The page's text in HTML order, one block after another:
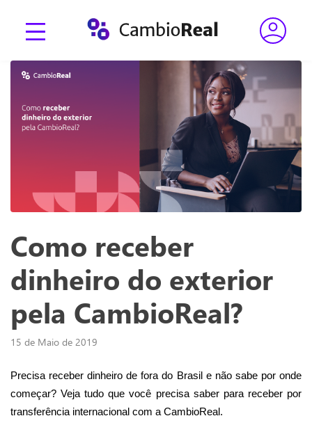
Como receber
dinheiro do exterior
pela CambioReal?
15 de Maio de 2019
Precisa receber dinheiro de fora do Brasil e não sabe por onde
começar? Veja tudo que você precisa saber para receber por
transferência internacional com a CambioReal.